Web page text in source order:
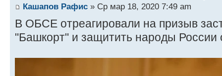
Кашапов Рафис » Ср мар 18, 2020 7:49 am
В ОБСЕ отреагировали на призыв
"Башкорт" и защитить народы России